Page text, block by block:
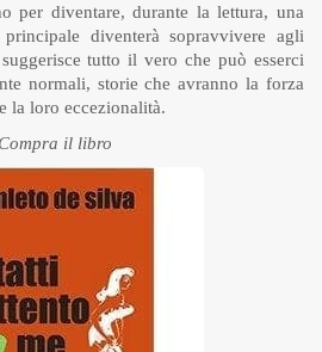
per diventare, durante la lettura, una
diventerà sopravvivere agli
tutto il vero che può esserci
normali, storie che avranno la forza
la loro eccezionalità.
Compra il libro